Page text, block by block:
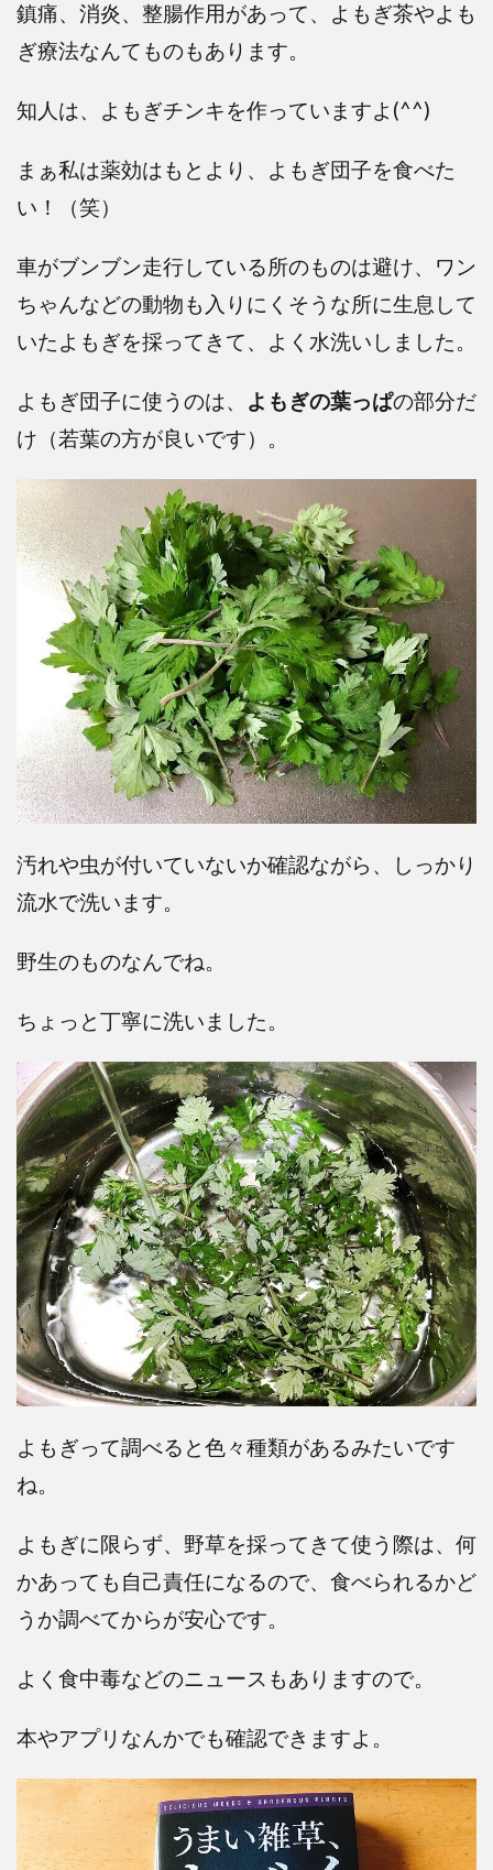
鎮痛、消炎、整腸作用があって、よもぎ茶やよも
ぎ療法なんてものもあります。
知人は、よもぎチンキを作っていますよ(^^)
まぁ私は薬効はもとより、よもぎ団子を食べた
い！（笑）
車がブンブン走行している所のものは避け、ワン
ちゃんなどの動物も入りにくそうな所に生息して
いたよもぎを採ってきて、よく水洗いしました。
よもぎ団子に使うのは、 よもぎの葉っぱの部分だ
け（若葉の方が良いです）。
汚れや虫が付いていないか確認ながら、しっかり
流水で洗います。
野生のものなんでね。
ちょっと丁寧に洗いました。
よもぎって調べると色々種類があるみたいです
ね。
よもぎに限らず、野草を採ってきて使う際は、何
かあっても自己責任になるので、食べられるかど
うか調べてからが安心です。
よく食中毒などのニュースもありますので。
本やアプリなんかでも確認できますよ。